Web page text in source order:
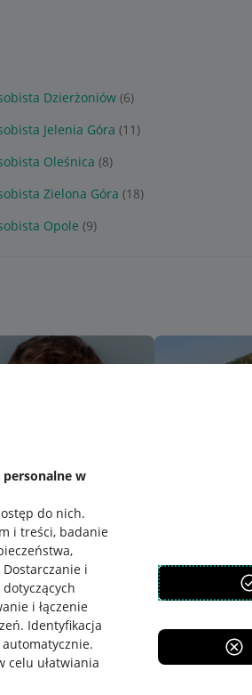
w
do nich.
i treści, badanie
Dostarczanie i
i łączenie
. Identyfikacja
.
celu ułatwiania
Dzierżoniów (6)
Jelenia Góra (11)
Oleśnica (8)
Zielona Góra (18)
Opole (9)